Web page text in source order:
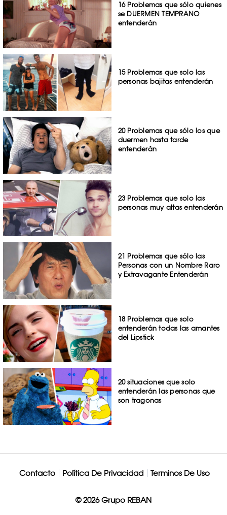
16 Problemas que sólo quienes
se DUERMEN TEMPRANO
entenderán
15 Problemas que solo las
personas bajitas entenderán
20 Problemas que sólo los que
duermen hasta tarde
entenderán
23 Problemas que solo las
personas muy altas entenderán
21 Problemas que sólo las
Personas con un Nombre Raro
y Extravagante Entenderán
18 Problemas que solo
entenderán todas las amantes
del Lipstick
20 situaciones que solo
entenderán las personas que
son tragonas
Contacto Política De Privacidad Terminos De Uso
© 2026 Grupo REBAN